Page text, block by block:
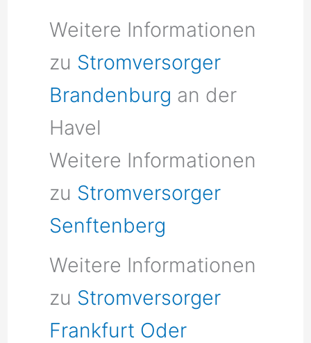
Weitere Informationen
zu Stromversorger
Brandenburg an der
Havel
Weitere Informationen
zu Stromversorger
Senftenberg
Weitere Informationen
zu Stromversorger
Frankfurt Oder